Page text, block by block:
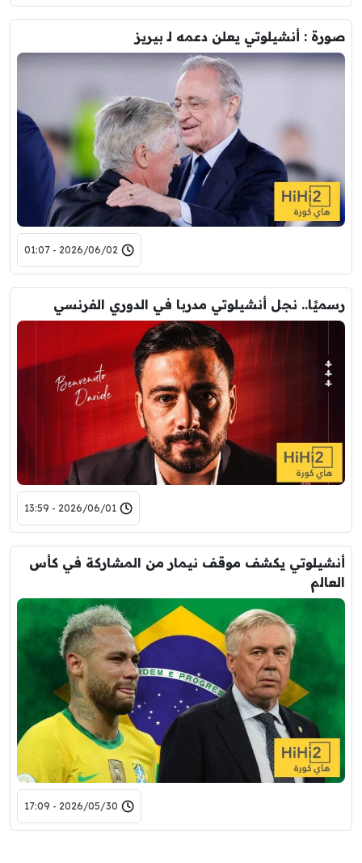
صورة : أنشيلوتي يعلن دعمه لـ بيريز
2026/06/02 - 01:07
رسميًا.. نجل أنشيلوتي مدربا في الدوري الفرنسي
2026/06/01 - 13:59
أنشيلوتي يكشف موقف نيمار من المشاركة في كأس
العالم
2026/05/30 - 17:09